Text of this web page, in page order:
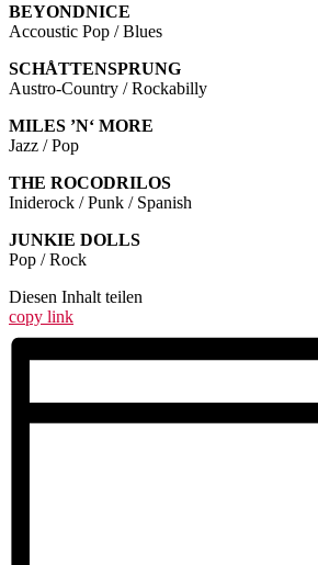
BEYONDNICE
Accoustic Pop / Blues
SCHÅTTENSPRUNG
Austro-Country / Rockabilly
MILES ’N‘ MORE
Jazz / Pop
THE ROCODRILOS
Iniderock / Punk / Spanish
JUNKIE DOLLS
Pop / Rock
Diesen Inhalt teilen
copy link